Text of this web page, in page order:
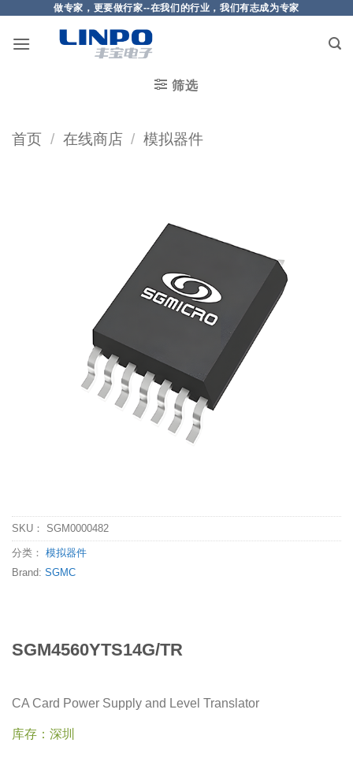
做专家，更要做行家--在我们的行业，我们有志成为专家
筛选
首页 / 在线商店 / 模拟器件
SKU： SGM0000482
分类： 模拟器件
Brand: SGMC
SGM4560YTS14G/TR
CA Card Power Supply and Level Translator
库存：深圳